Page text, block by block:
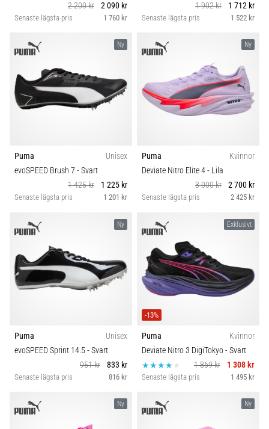
2 200 kr
2 090 kr
Senaste lägsta pris 1 760 kr
1 902 kr
1 712 kr
Senaste lägsta pris 1 522 kr
Ny
Puma
Unisex
evoSPEED Brush 7 - Svart
1 425 kr
1 225 kr
Senaste lägsta pris 1 201 kr
Ny
Puma
Kvinnor
Deviate Nitro Elite 4- Lila
3 000 kr
2 700 kr
Senaste lägsta pris 2 425 kr
Ny
Puma
Unisex
evoSPEED Sprint 14.5- Svart
951 kr
833 kr
Senaste lägsta pris 816 kr
Exklusivt
-13%
Puma
Kvinnor
Deviate Nitro 3 DigiTokyo- Svart
1 869 kr
1 308 kr
Senaste lägsta pris 1 495 kr
Ny Ny